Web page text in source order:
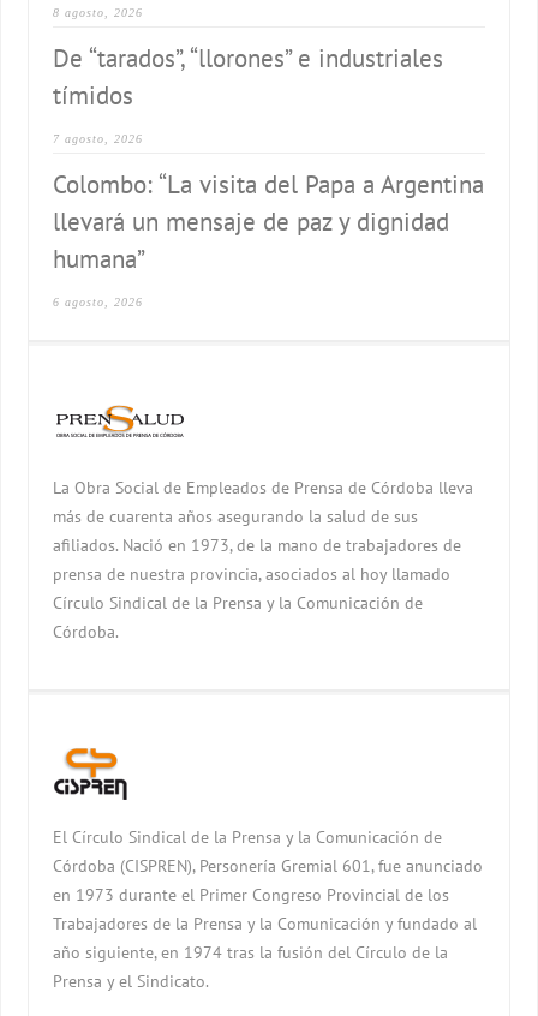
8 agosto, 2026
De “tarados”, “llorones” e industriales
tímidos
7 agosto, 2026
Colombo: “La visita del Papa a Argentina
llevará un mensaje de paz y dignidad
humana”
6 agosto, 2026
La Obra Social de Empleados de Prensa de Córdoba lleva
más de cuarenta años asegurando la salud de sus
afiliados. Nació en 1973, de la mano de trabajadores de
prensa de nuestra provincia, asociados al hoy llamado
Círculo Sindical de la Prensa y la Comunicación de
Córdoba.
El Círculo Sindical de la Prensa y la Comunicación de
Córdoba (CISPREN), Personería Gremial 601, fue anunciado
en 1973 durante el Primer Congreso Provincial de los
Trabajadores de la Prensa y la Comunicación y fundado al
año siguiente, en 1974 tras la fusión del Círculo de la
Prensa y el Sindicato.